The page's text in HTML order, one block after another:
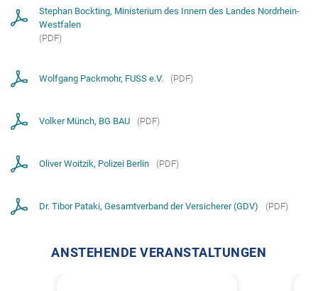
Stephan Bockting, Ministerium des Innern des Landes Nordrhein-
Westfalen
(PDF)
Wolfgang Packmohr, FUSS e.V. (PDF)
Volker Münch, BG BAU (PDF)
Oliver Woitzik, Polizei Berlin (PDF)
Dr. Tibor Pataki, Gesamtverband der Versicherer (GDV) (PDF)
ANSTEHENDE VERANSTALTUNGEN